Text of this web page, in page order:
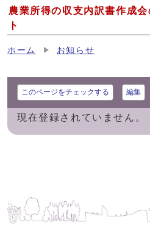
農業所得の収支内訳書作成
ト
ホーム お知らせ
このページをチェックする 編集
現在登録されていません。